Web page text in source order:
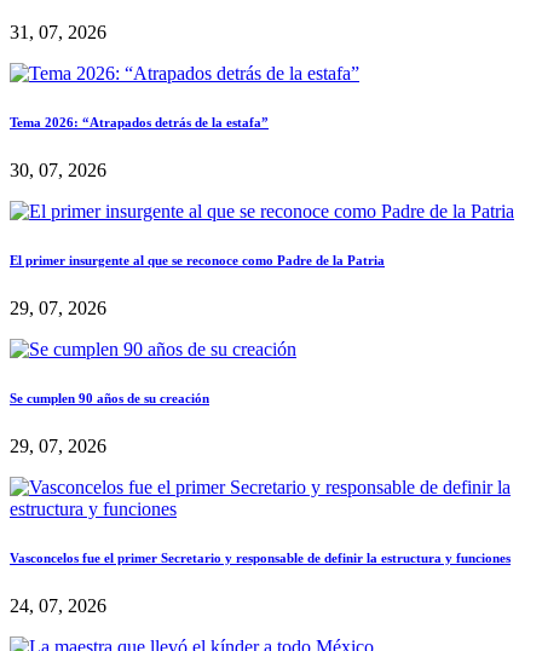
31, 07, 2026
Tema 2026: “Atrapados detrás de la estafa”
30, 07, 2026
El primer insurgente al que se reconoce como Padre de la Patria
29, 07, 2026
Se cumplen 90 años de su creación
29, 07, 2026
Vasconcelos fue el primer Secretario y responsable de definir la estructura y funciones
24, 07, 2026